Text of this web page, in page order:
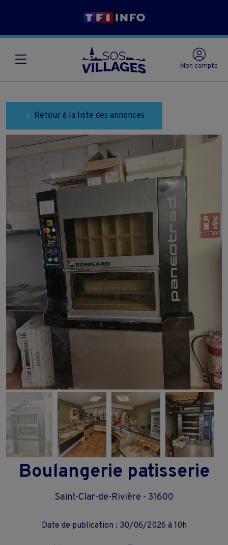
Mon compte
Retour à la liste des annonces
Boulangerie patisserie
Saint-Clar-de-Rivière - 31600
Date de publication : 30/06/2026 à 10h